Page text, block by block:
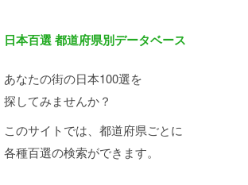
日本百選 都道府県別データベース
あなたの街の日本100選を
探してみませんか？
このサイトでは、都道府県ごとに
各種百選の検索ができます。